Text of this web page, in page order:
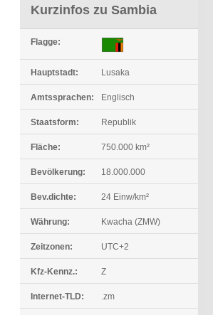
Kurzinfos zu Sambia
Flagge:
Hauptstadt: Lusaka
Amtssprachen: Englisch
Staatsform: Republik
Fläche: 750.000 km²
Bevölkerung: 18.000.000
Bev.dichte: 24 Einw/km²
Währung: Kwacha (ZMW)
Zeitzonen: UTC+2
Kfz-Kennz.: Z
Internet-TLD: .zm